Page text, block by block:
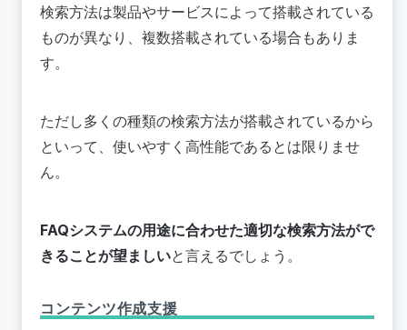
検索方法は製品やサービスによって搭載されている
ものが異なり、複数搭載されている場合もありま
す。
ただし多くの種類の検索方法が搭載されているから
といって、使いやすく高性能であるとは限りませ
ん。
FAQシステムの用途に合わせた適切な検索方法がで
きることが望ましいと言えるでしょう。
コンテンツ作成支援